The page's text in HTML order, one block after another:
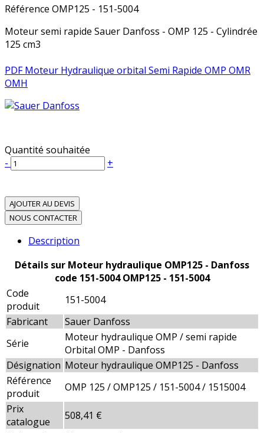
Référence OMP125 - 151-5004
Moteur semi rapide Sauer Danfoss - OMP 125 - Cylindrée
125 cm3
PDF Moteur Hydraulique orbital Semi Rapide OMP OMR
OMH
Quantité souhaitée
-
+
AJOUTER AU DEVIS
NOUS CONTACTER
Description
Détails sur Moteur hydraulique OMP125 - Danfoss
code 151-5004 OMP125 - 151-5004
Code
produit
151-5004
Fabricant
Sauer Danfoss
Série
Moteur hydraulique OMP / semi rapide
Orbital OMP - Danfoss
Désignation Moteur hydraulique OMP125 - Danfoss
Référence
produit
OMP 125 / OMP125 / 151-5004 / 1515004
Prix
catalogue
508,41 €